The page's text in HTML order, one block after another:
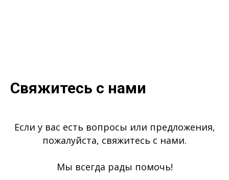
Свяжитесь с нами
Если у вас есть вопросы или предложения,
пожалуйста, свяжитесь с нами.
Мы всегда рады помочь!